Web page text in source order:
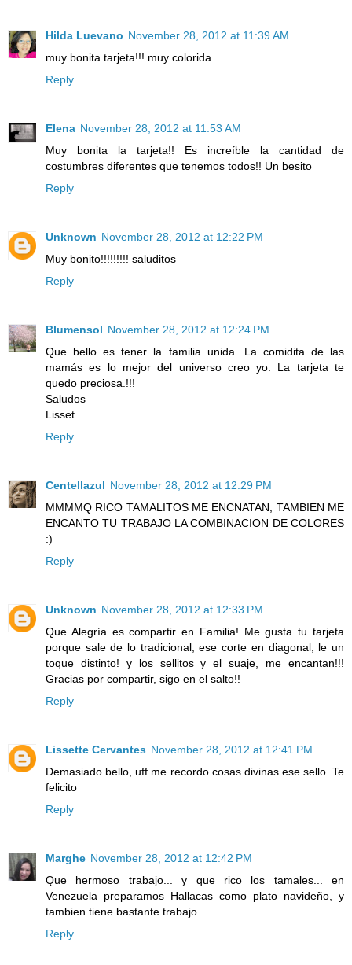
Hilda Luevano November 28, 2012 at 11:39 AM
muy bonita tarjeta!!! muy colorida
Reply
Elena November 28, 2012 at 11:53 AM
Muy bonita la tarjeta!! Es increíble la cantidad de
costumbres diferentes que tenemos todos!! Un besito
Reply
Unknown November 28, 2012 at 12:22 PM
Muy bonito!!!!!!!!! saluditos
Reply
Blumensol November 28, 2012 at 12:24 PM
Que bello es tener la familia unida. La comidita de las
mamás es lo mejor del universo creo yo. La tarjeta te
quedo preciosa.!!!
Saludos
Lisset
Reply
Centellazul November 28, 2012 at 12:29 PM
MMMMQ RICO TAMALITOS ME ENCNATAN, TAMBIEN ME
ENCANTO TU TRABAJO LA COMBINACION DE COLORES
:)
Reply
Unknown November 28, 2012 at 12:33 PM
Que Alegría es compartir en Familia! Me gusta tu tarjeta
porque sale de lo tradicional, ese corte en diagonal, le un
toque distinto! y los sellitos y el suaje, me encantan!!!
Gracias por compartir, sigo en el salto!!
Reply
Lissette Cervantes November 28, 2012 at 12:41 PM
Demasiado bello, uff me recordo cosas divinas ese sello..Te
felicito
Reply
Marghe November 28, 2012 at 12:42 PM
Que hermoso trabajo... y que rico los tamales... en
Venezuela preparamos Hallacas como plato navideño, y
tambien tiene bastante trabajo....
Reply